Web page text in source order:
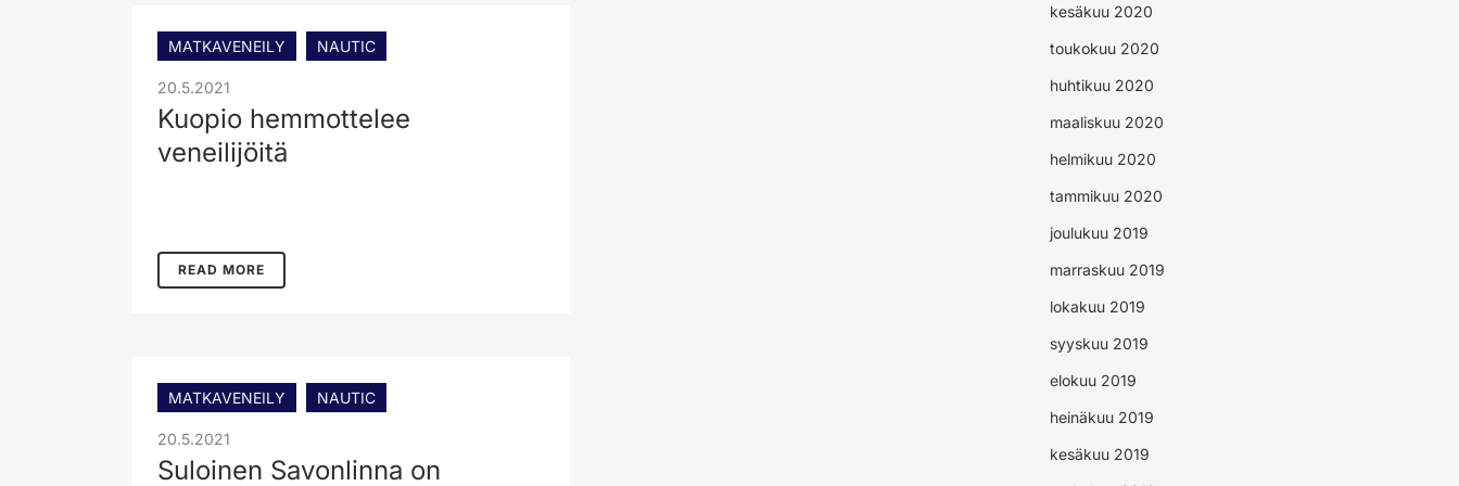
MATKAVENEILY NAUTIC
20.5.2021
Kuopio hemmottelee
veneilijöitä
READ MORE
MATKAVENEILY NAUTIC
20.5.2021
Suloinen Savonlinna on
kesäkuu 2020
toukokuu 2020
huhtikuu 2020
maaliskuu 2020
helmikuu 2020
tammikuu 2020
joulukuu 2019
marraskuu 2019
lokakuu 2019
syyskuu 2019
elokuu 2019
heinäkuu 2019
kesäkuu 2019